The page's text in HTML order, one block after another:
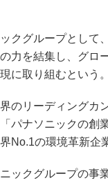
クグループとして、
力を結集し、グロ
に取り組むという。
のリーディングカ
パナソニックの創
No.1の環境革新企
ックグループの事